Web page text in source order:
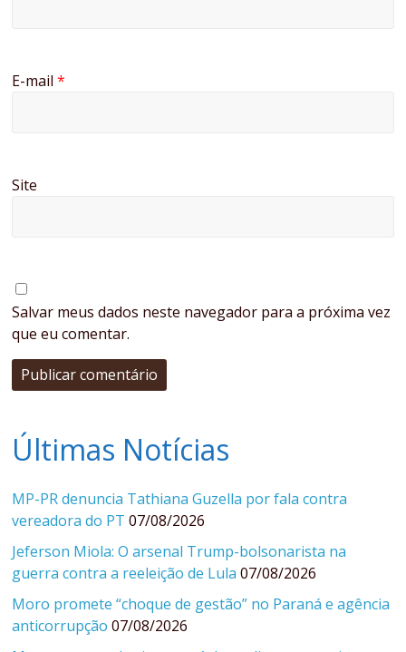
E-mail*
Site
Salvar meus dados neste navegador para a próxima vez
que eu comentar.
Últimas Notícias
MP-PR denuncia Tathiana Guzella por fala contra
vereadora do PT 07/08/2026
Jeferson Miola: O arsenal Trump-bolsonarista na
guerra contra a reeleição de Lula 07/08/2026
Moro promete “choque de gestão” no Paraná e agência
anticorrupção 07/08/2026